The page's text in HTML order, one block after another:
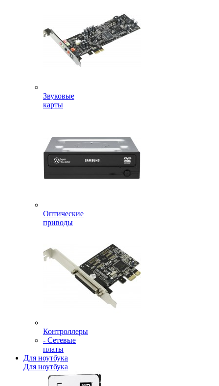
Звуковые
карты
Оптические
приводы
Контроллеры
- Сетевые
платы
Для ноутбука
Для ноутбука